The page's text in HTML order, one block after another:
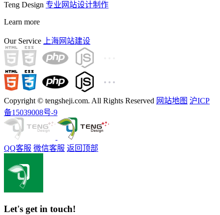
Teng Design 专业网站设计制作
Learn more
Our Service 上海网站建设
Copyright © tengsheji.com. All Rights Reserved 网站地图 沪ICP
备15039008号-9
QQ客服 微信客服 返回顶部
Let's get in touch!